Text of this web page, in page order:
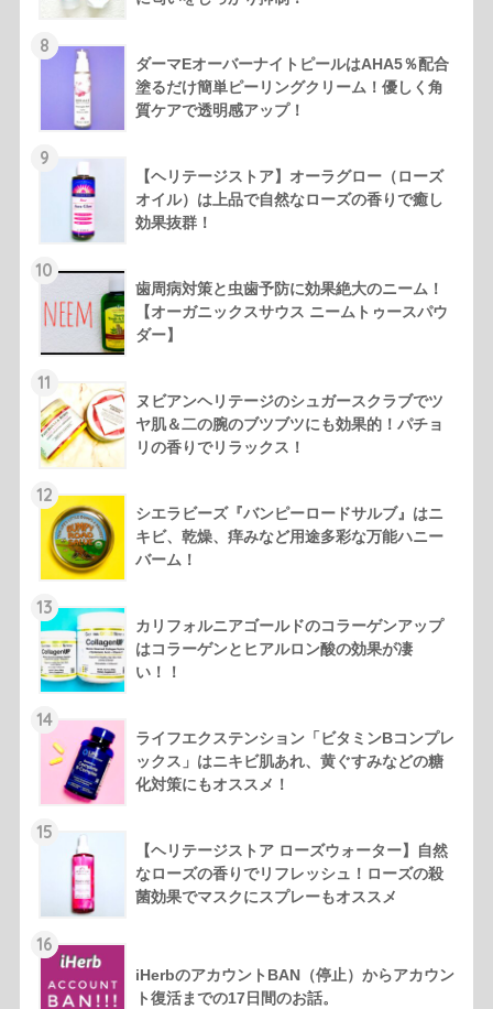
8
ダーマEオーバーナイトピールはAHA5％配合
塗るだけ簡単ピーリングクリーム！優しく角
質ケアで透明感アップ！
9
【ヘリテージストア】オーラグロー（ローズ
オイル）は上品で自然なローズの香りで癒し
効果抜群！
10
歯周病対策と虫歯予防に効果絶大のニーム！
【オーガニックスサウス ニームトゥースパウ
ダー】
11
ヌビアンヘリテージのシュガースクラブでツ
ヤ肌＆二の腕のブツブツにも効果的！パチョ
リの香りでリラックス！
12
シエラビーズ『バンピーロードサルブ』はニ
キビ、乾燥、痒みなど用途多彩な万能ハニー
バーム！
13
カリフォルニアゴールドのコラーゲンアップ
はコラーゲンとヒアルロン酸の効果が凄
い！！
14
ライフエクステンション「ビタミンBコンプレ
ックス」はニキビ肌あれ、黄ぐすみなどの糖
化対策にもオススメ！
15
【ヘリテージストア ローズウォーター】自然
なローズの香りでリフレッシュ！ローズの殺
菌効果でマスクにスプレーもオススメ
16
iHerbのアカウントBAN（停止）からアカウン
ト復活までの17日間のお話。